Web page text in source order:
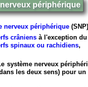
périphérique
nerveux périphérique
crâniens à l'exception du
spinaux ou rachidiens,
système nerveux
les deux sens) pour